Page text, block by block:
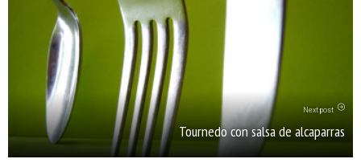
Next post
Tournedo con salsa de alcaparras